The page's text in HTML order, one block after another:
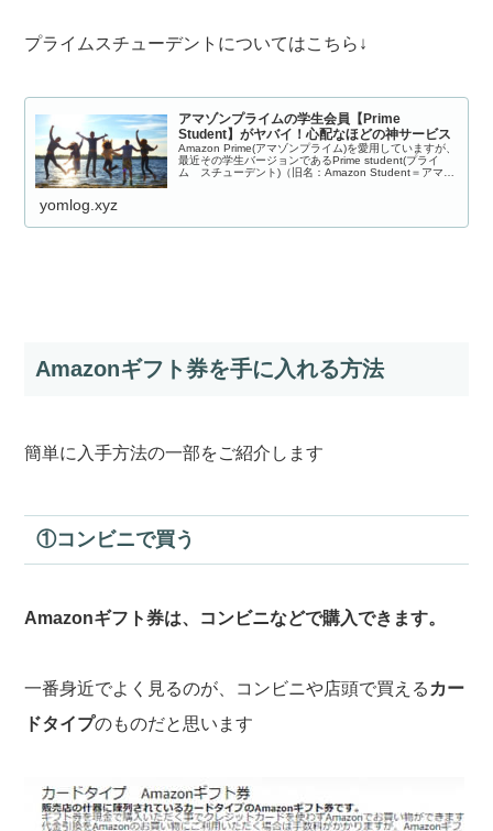
プライムスチューデントについてはこちら↓
アマゾンプライムの学生会員【Prime
Student】がヤバイ！心配なほどの神サービス
Amazon Prime(アマゾンプライム)を愛用していますが、
最近その学生バージョンであるPrime student(プライ
ム スチューデント)（旧名：Amazon Student＝アマゾ
yomlog.xyz
Amazonギフト券を手に入れる方法
簡単に入手方法の一部をご紹介します
①コンビニで買う
Amazonギフト券は、コンビニなどで購入できます。
一番身近でよく見るのが、コンビニや店頭で買える カー
ドタイプのものだと思います